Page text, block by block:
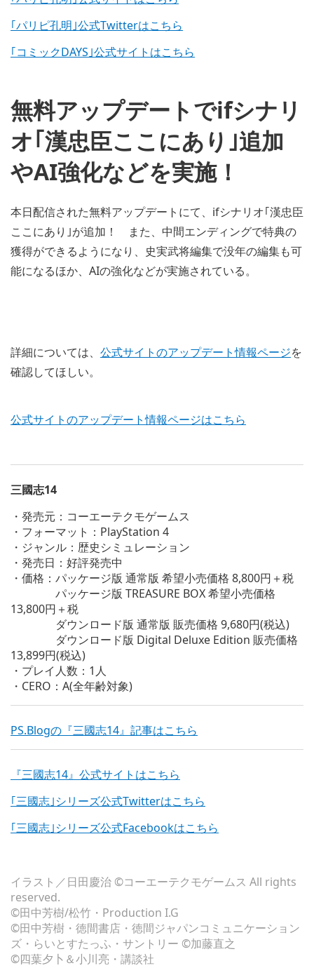
｢パリピ孔明｣公式Twitterはこちら
｢コミックDAYS｣公式サイトはこちら
無料アップデートでifシナリ
オ｢漢忠臣ここにあり｣追加
やAI強化などを実施！
本日配信された無料アップデートにて、ifシナリオ｢漢忠臣
ここにあり｣が追加！ また、中間エンディングで特典の
獲得ができるようになり、史実武将編集で没年の編集も可
能になるほか、AIの強化などが実施されている。
詳細については、 公式サイトのアップデート情報ページを
確認してほしい。
公式サイトのアップデート情報ページはこちら
三國志14
・発売元：コーエーテクモゲームス
・フォーマット：PlayStation 4
・ジャンル：歴史シミュレーション
・発売日：好評発売中
・価格：パッケージ版 通常版 希望小売価格 8,800円＋税
パッケージ版 TREASURE BOX 希望小売価格
13,800円＋税
ダウンロード版 通常版 販売価格 9,680円(税込)
ダウンロード版 Digital Deluxe Edition 販売価格
13,899円(税込)
・プレイ人数：1人
・CERO：A(全年齢対象)
PS.Blogの『三國志14』記事はこちら
『三國志14』公式サイトはこちら
｢三國志｣シリーズ公式Twitterはこちら
｢三國志｣シリーズ公式Facebookはこちら
イラスト／日田慶治 ©コーエーテクモゲームス All rights
reserved.
©田中芳樹/松竹・Production I.G
©田中芳樹・徳間書店・徳間ジャパンコミュニケーション
ズ・らいとすたっふ・サントリー ©加藤直之
©四葉夕卜＆小川亮・講談社